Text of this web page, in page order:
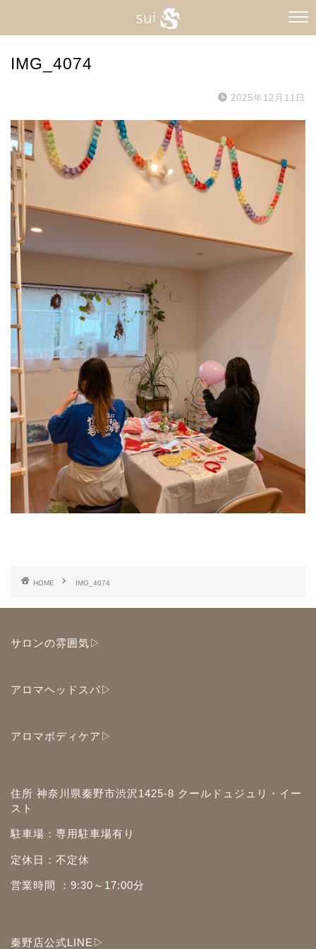
IMG_4074
2025年12月11日
HOME IMG_4074
サロンの雰囲気▷
アロマヘッドスパ▷
アロマボディケア▷
住所 神奈川県秦野市渋沢1425-8 クールドュジュリ・イー
スト
駐車場：専用駐車場有り
定休日：不定休
営業時間 ：9:30～17:00分
秦野店公式LINE▷